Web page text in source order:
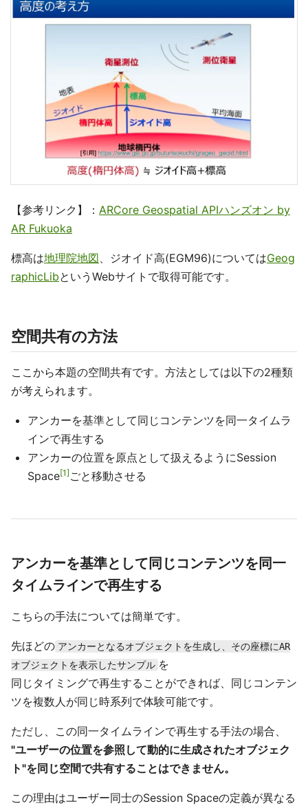
【参考リンク】： ARCore Geospatial APIハンズオン by
AR Fukuoka
標高は地理院地図 、ジオイド高(EGM96)についてはGeog
raphicLibというWebサイトで取得可能です。
空間共有の方法
ここから本題の空間共有です。方法としては以下の2種類
が考えられます。
アンカーを基準として同じコンテンツを同一タイムラ
インで再生する
アンカーの位置を原点として扱えるようにSession
Space 1 ごと移動させる
アンカーを基準として同じコンテンツを同一
タイムラインで再生する
こちらの手法については簡単です。
先ほどの アンカーとなるオブジェクトを生成し、その座標にAR
オブジェクトを表示したサンプル を
同じタイミングで再生することができれば、同じコンテン
ツを複数人が同じ時系列で体験可能です。
ただし、この同一タイムラインで再生する手法の場合、
"ユーザーの位置を参照して動的に生成されたオブジェク
ト"を同じ空間で共有することはできません。
この理由はユーザー同士のSession Spaceの定義が異なる